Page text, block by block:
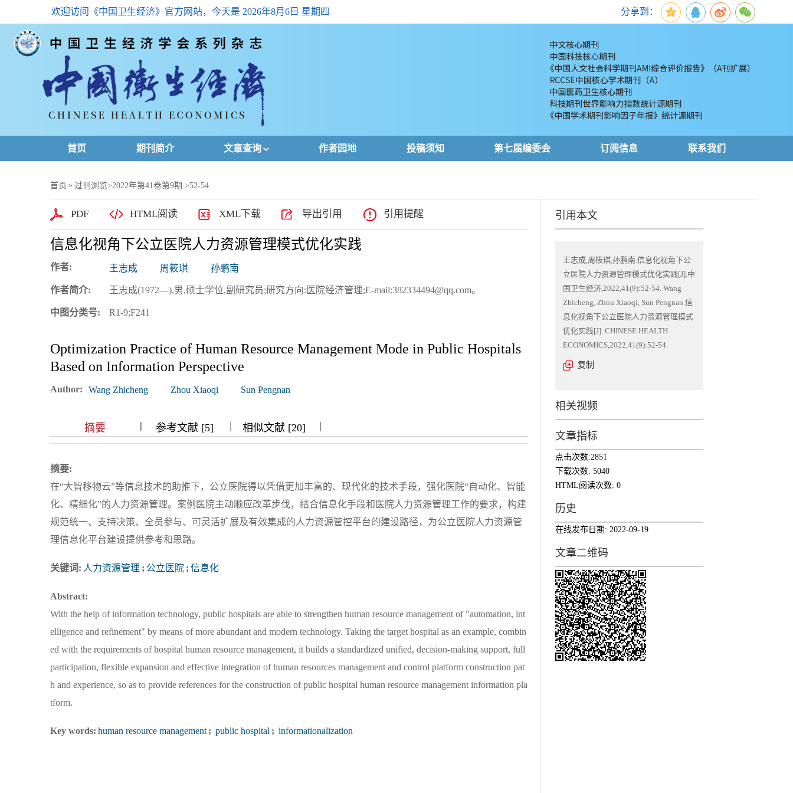
欢迎访问《中国卫生经济》官方网站，今天是 2026年8月6日 星期四 分享到：
首页 期刊简介 文章查询
高级查询
下载排名
浏览排名
作者园地 投稿须知 第七届编委会 订阅信息 联系我们
首页 > 过刊浏览>2022年第41卷第9期 >52-54
PDF HTML阅读 XML下载 导出引用 引用提醒
信息化视角下公立医院人力资源管理模式优化实践
作者: 王志成 周筱琪 孙鹏南
作者简介: 王志成(1972—),男,硕士学位,副研究员;研究方向:医院经济管理;E-mail:382334494@qq.com。
中图分类号: R1-9;F241
Optimization Practice of Human Resource Management Mode in Public Hospitals
Based on Information Perspective
Author: Wang Zhicheng Zhou Xiaoqi Sun Pengnan
摘要 ||| 参考文献 [5] | 相似文献 [20] |||
摘要:
在“大智移物云”等信息技术的助推下，公立医院得以凭借更加丰富的、现代化的技术手段，强化医院“自动化、智能
化、精细化”的人力资源管理。案例医院主动顺应改革步伐，结合信息化手段和医院人力资源管理工作的要求，构建
规范统一、支持决策、全员参与、可灵活扩展及有效集成的人力资源管控平台的建设路径，为公立医院人力资源管
理信息化平台建设提供参考和思路。
关键词: 人力资源管理 ; 公立医院 ; 信息化
Abstract:
With the help of information technology, public hospitals are able to strengthen human resource management of "automation, int
elligence and refinement" by means of more abundant and modern technology. Taking the target hospital as an example, combin
ed with the requirements of hospital human resource management, it builds a standardized unified, decision-making support, full
participation, flexible expansion and effective integration of human resources management and control platform construction pat
h and experience, so as to provide references for the construction of public hospital human resource management information pla
tform.
Key words: human resource management ; public hospital ; informationalization
引用本文
王志成,周筱琪,孙鹏南.信息化视角下公
立医院人力资源管理模式优化实践[J].中
国卫生经济,2022,41(9):52-54. Wang
Zhicheng, Zhou Xiaoqi, Sun Pengnan.信
息化视角下公立医院人力资源管理模式
优化实践[J]. CHINESE HEALTH
ECONOMICS,2022,41(9):52-54.
复制
相关视频
文章指标
点击次数:2851
下载次数: 5040
HTML阅读次数: 0
历史
在线发布日期: 2022-09-19
文章二维码